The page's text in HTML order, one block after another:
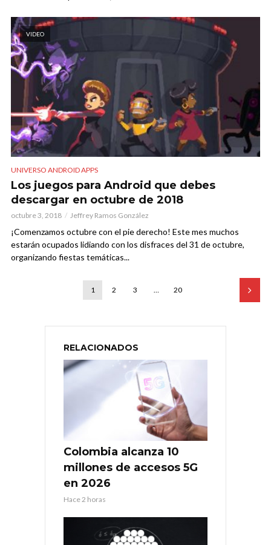
VIDEO
UNIVERSO ANDROID APPS
Los juegos para Android que debes
descargar en octubre de 2018
octubre 3, 2018 Jeffrey Ramos González
¡Comenzamos octubre con el pie derecho! Este mes muchos
estarán ocupados lidiando con los disfraces del 31 de octubre,
organizando fiestas temáticas...
1 2 3 … 20
RELACIONADOS
Colombia alcanza 10
millones de accesos 5G
en 2026
Hace 2 horas